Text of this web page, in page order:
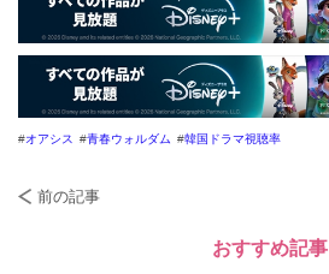
オアシス 青春ウォルダム 韓国ドラマ視聴率
前の記事
おすすめ記事